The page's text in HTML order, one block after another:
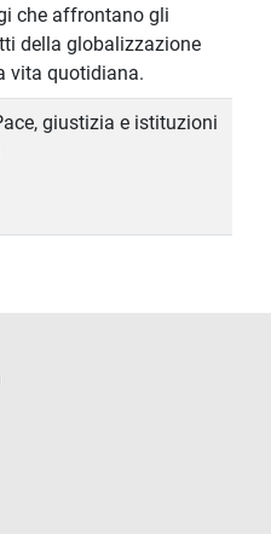
che affrontano gli
della globalizzazione
vita quotidiana.
giustizia e istituzioni